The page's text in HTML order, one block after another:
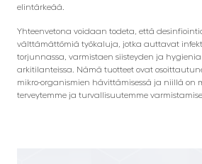
elintärkeää.
Yhteenvetona voidaan todeta, että
välttämättömiä työkaluja, jotka auttavat
torjunnassa, varmistaen siisteyden ja
arkitilanteissa. Nämä tuotteet ovat
mikro-organismien hävittämisessä ja niillä on
terveytemme ja turvallisuutemme